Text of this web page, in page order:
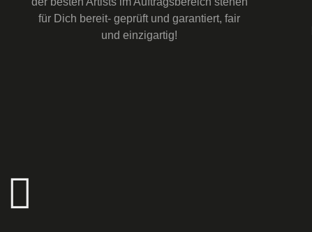
für Dich bereit- geprüft und garantiert, fair
und einzigartig!